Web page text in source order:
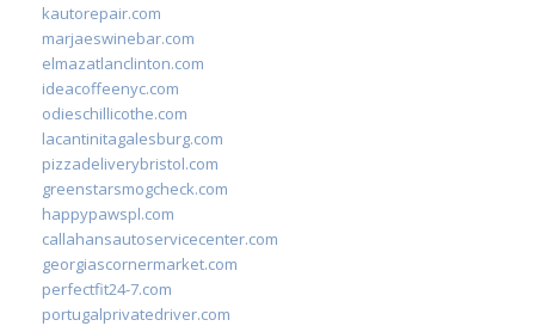
kautorepair.com
marjaeswinebar.com
elmazatlanclinton.com
ideacoffeenyc.com
odieschillicothe.com
lacantinitagalesburg.com
pizzadeliverybristol.com
greenstarsmogcheck.com
happypawspl.com
callahansautoservicecenter.com
georgiascornermarket.com
perfectfit24-7.com
portugalprivatedriver.com